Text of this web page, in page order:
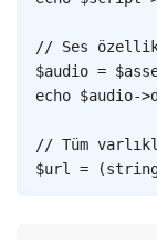
// Ses
$audio =
echo $audio->
// Tüm
$url
= (